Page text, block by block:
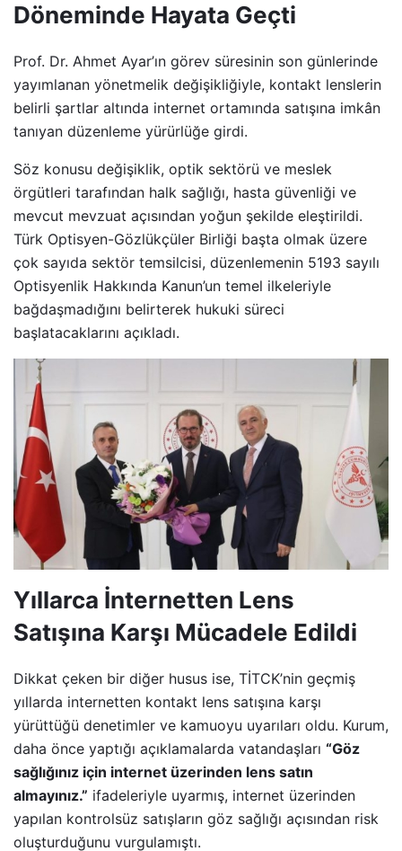
Döneminde Hayata Geçti
Prof. Dr. Ahmet Ayar’ın görev süresinin son günlerinde
yayımlanan yönetmelik değişikliğiyle, kontakt lenslerin
belirli şartlar altında internet ortamında satışına imkân
tanıyan düzenleme yürürlüğe girdi.
Söz konusu değişiklik, optik sektörü ve meslek
örgütleri tarafından halk sağlığı, hasta güvenliği ve
mevcut mevzuat açısından yoğun şekilde eleştirildi.
Türk Optisyen-Gözlükçüler Birliği başta olmak üzere
çok sayıda sektör temsilcisi, düzenlemenin 5193 sayılı
Optisyenlik Hakkında Kanun’un temel ilkeleriyle
bağdaşmadığını belirterek hukuki süreci
başlatacaklarını açıkladı.
Yıllarca İnternetten Lens
Satışına Karşı Mücadele Edildi
Dikkat çeken bir diğer husus ise, TİTCK’nin geçmiş
yıllarda internetten kontakt lens satışına karşı
yürüttüğü denetimler ve kamuoyu uyarıları oldu. Kurum,
daha önce yaptığı açıklamalarda vatandaşları “Göz
sağlığınız için internet üzerinden lens satın
almayınız.” ifadeleriyle uyarmış, internet üzerinden
yapılan kontrolsüz satışların göz sağlığı açısından risk
oluşturduğunu vurgulamıştı.